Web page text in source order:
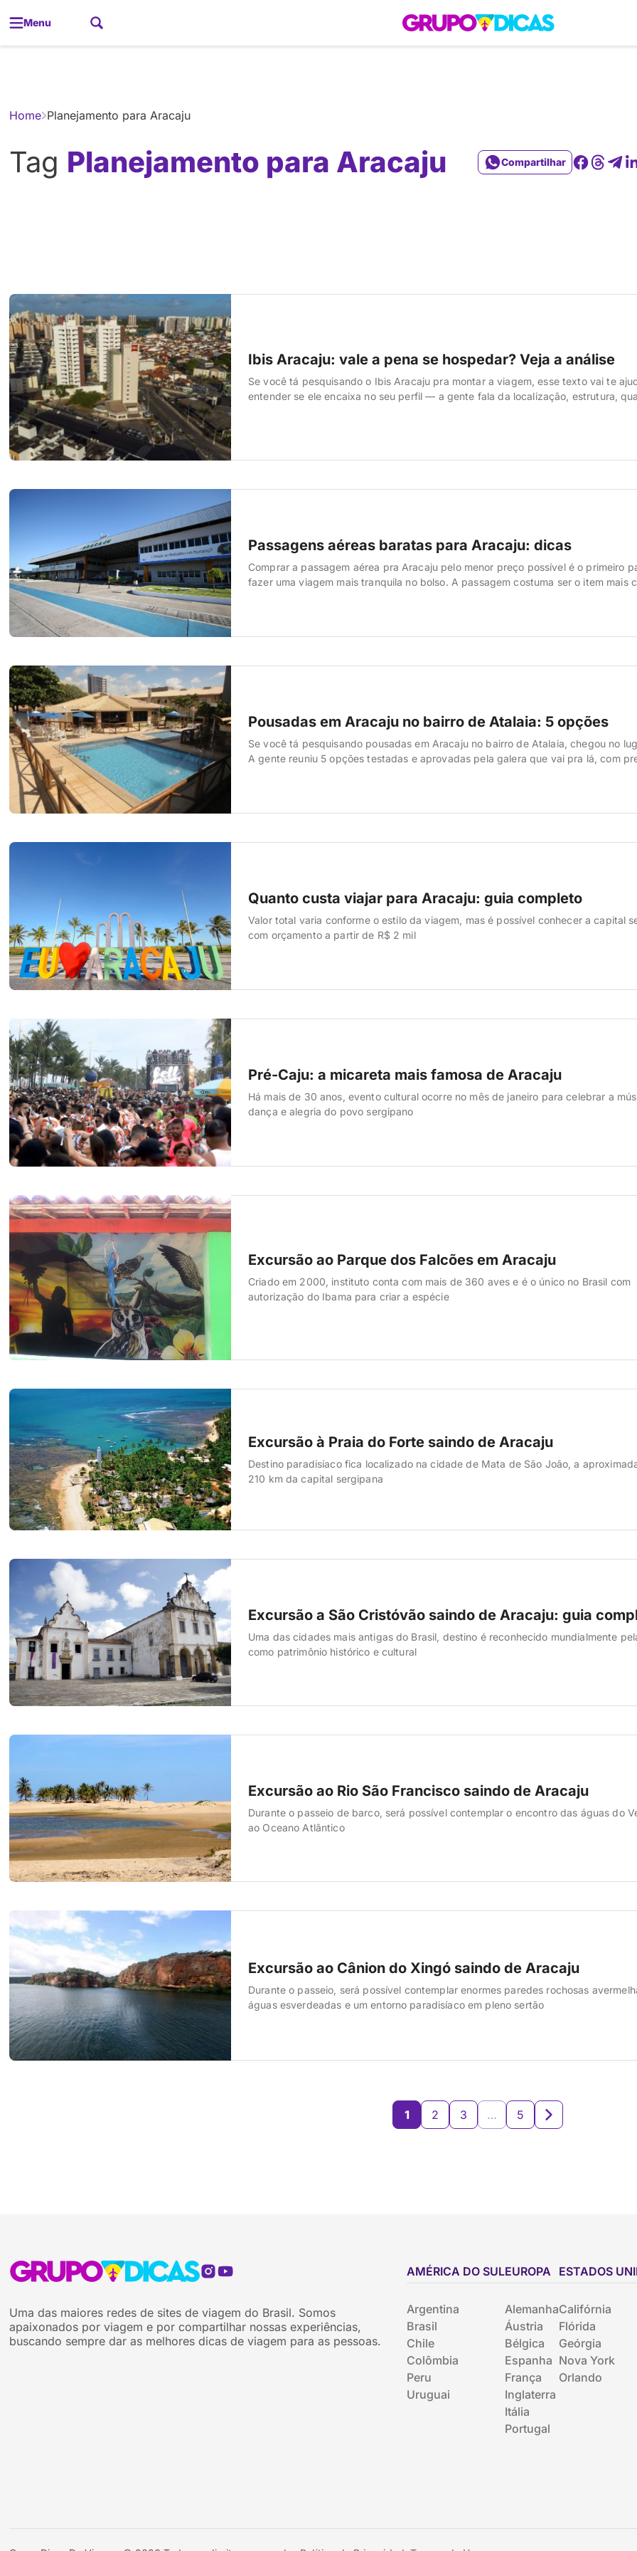
Menu América do SulBrasilCaribeEuropaEstados Unidos
Home Planejamento para Aracaju
Tag Planejamento para Aracaju Compartilhar
Ibis Aracaju: vale a pena se hospedar? Veja a análise
Se você tá pesquisando o Ibis Aracaju pra montar a viagem, esse texto vai te
entender se ele encaixa no seu perfil — a gente fala da localização, estrutura,
Passagens aéreas baratas para Aracaju: dicas
Comprar a passagem aérea pra Aracaju pelo menor preço possível é o primeiro
fazer uma viagem mais tranquila no bolso. A passagem costuma ser o item mais
Pousadas em Aracaju no bairro de Atalaia: 5 opções
Se você tá pesquisando pousadas em Aracaju no bairro de Atalaia, chegou no
A gente reuniu 5 opções testadas e aprovadas pela galera que vai pra lá, com
Quanto custa viajar para Aracaju: guia completo
Valor total varia conforme o estilo da viagem, mas é possível conhecer a capital
com orçamento a partir de R$ 2 mil
Pré-Caju: a micareta mais famosa de Aracaju
Há mais de 30 anos, evento cultural ocorre no mês de janeiro para celebrar a
dança e alegria do povo sergipano
Excursão ao Parque dos Falcões em Aracaju
Criado em 2000, instituto conta com mais de 360 aves e é o único no Brasil com
autorização do Ibama para criar a espécie
Excursão à Praia do Forte saindo de Aracaju
Destino paradisíaco fica localizado na cidade de Mata de São João, a
210 km da capital sergipana
Excursão a São Cristóvão saindo de Aracaju: guia
Uma das cidades mais antigas do Brasil, destino é reconhecido mundialmente
como patrimônio histórico e cultural
Excursão ao Rio São Francisco saindo de Aracaju
Durante o passeio de barco, será possível contemplar o encontro das águas do
ao Oceano Atlântico
Excursão ao Cânion do Xingó saindo de Aracaju
Durante o passeio, será possível contemplar enormes paredes rochosas
águas esverdeadas e um entorno paradisíaco em pleno sertão
1 2 3 … 5
Uma das maiores redes de sites de viagem do Brasil. Somos
apaixonados por viagem e por compartilhar nossas experiências,
buscando sempre dar as melhores dicas de viagem para as pessoas.
AMÉRICA DO SUL
Argentina
Brasil
Chile
Colômbia
Peru
Uruguai
EUROPA
Alemanha
Áustria
Bélgica
Espanha
França
Inglaterra
Itália
Portugal
ESTADOS
Califórnia
Flórida
Geórgia
Nova York
Orlando